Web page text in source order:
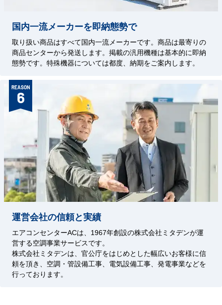
国内一流メーカーを即納態勢で
取り扱い商品はすべて国内一流メーカーです。商品は最寄りの
商品センターから発送します。掲載の汎用機種は基本的に即納
態勢です。特殊機器については都度、納期をご案内します。
REASON
6
運営会社の信頼と実績
エアコンセンターACは、1967年創設の株式会社ミタデンが運
営する空調事業サービスです。
株式会社ミタデンは、官公庁をはじめとした幅広いお客様に信
頼を頂き、空調・管設備工事、電気設備工事、発電事業などを
行っております。